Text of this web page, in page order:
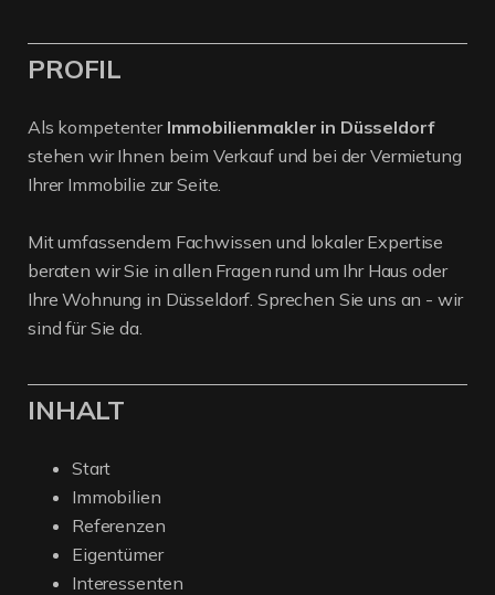
PROFIL
Als kompetenter Immobilienmakler in Düsseldorf
stehen wir Ihnen beim Verkauf und bei der Vermietung
Ihrer Immobilie zur Seite.
Mit umfassendem Fachwissen und lokaler Expertise
beraten wir Sie in allen Fragen rund um Ihr Haus oder
Ihre Wohnung in Düsseldorf. Sprechen Sie uns an - wir
sind für Sie da.
INHALT
Start
Immobilien
Referenzen
Eigentümer
Interessenten